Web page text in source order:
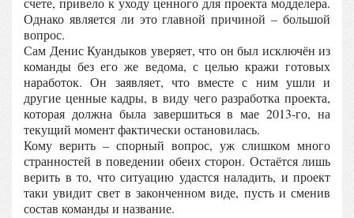
Однако является ли это главной причиной – большой
вопрос.
Сам Денис Куандыков уверяет, что он был исключён из
команды без его же ведома, с целью кражи готовых
наработок. Он заявляет, что вместе с ним ушли и
другие ценные кадры, в виду чего разработка проекта,
которая должна была завершиться в мае 2013-го, на
текущий момент фактически остановилась.
Кому верить – спорный вопрос, уж слишком много
странностей в поведении обеих сторон. Остаётся лишь
верить в то, что ситуацию удастся наладить, и проект
таки увидит свет в законченном виде, пусть и сменив
состав команды и название.